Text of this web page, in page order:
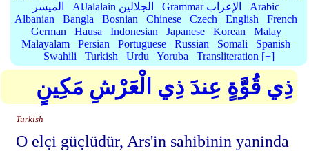
الميسر
AlJalalain الجلالين Grammar الإعراب
Arabic
Albanian
Bangla Bosnian Chinese Czech English
French
German
Hausa Indonesian Japanese Korean
Malay
Malayalam
Persian Portuguese Russian Somali
Spanish
Swahili
Turkish Urdu Yoruba Transliteration [+]
ذِي قُوَّةٍ عِندَ ذِي الْعَرْشِ مَكِينٍ
Turkish
O elçi güçlüdür, Ars'in sahibinin yaninda